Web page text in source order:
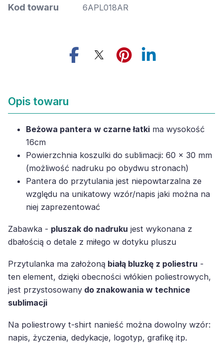
Kod towaru 6APL018AR
Opis towaru
Beżowa pantera w czarne łatki ma wysokość
16cm
Powierzchnia koszulki do sublimacji: 60 x 30 mm
(możliwość nadruku po obydwu stronach)
Pantera do przytulania jest niepowtarzalna ze
względu na unikatowy wzór/napis jaki można na
niej zaprezentować
Zabawka - pluszak do nadruku jest wykonana z
dbałością o detale z miłego w dotyku pluszu
Przytulanka ma założoną białą bluzkę z poliestru -
ten element, dzięki obecności włókien poliestrowych,
jest przystosowany do znakowania w technice
sublimacji
Na poliestrowy t-shirt nanieść można dowolny wzór:
napis, życzenia, dedykacje, logotyp, grafikę itp.